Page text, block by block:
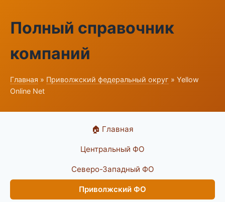
Полный справочник
компаний
Главная » Приволжский федеральный округ » Yellow
Online Net
🏠 Главная
Центральный ФО
Северо-Западный ФО
Приволжский ФО